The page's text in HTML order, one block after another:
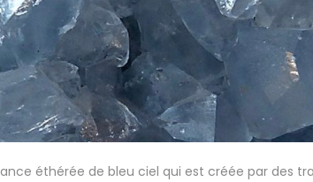
éthérée de bleu ciel qui est créée par des